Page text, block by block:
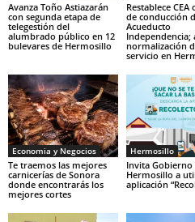
Avanza Toño Astiazarán
con segunda etapa de
telegestión del
alumbrado público en 12
bulevares de Hermosillo
Restablece CEA
de conducción
Acueducto
Independencia;
normalización
servicio en
Economia y Negocios
Te traemos las mejores
carnicerías de Sonora
donde encontrarás los
mejores cortes
Hermosillo
Invita Gobierno
Hermosillo a
aplicación